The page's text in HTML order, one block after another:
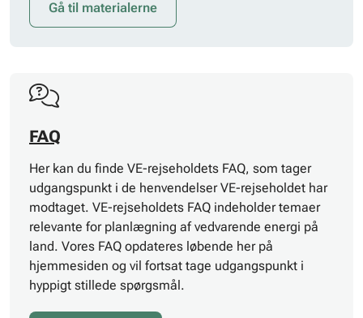
Gå til materialerne
FAQ
Her kan du finde VE-rejseholdets FAQ, som tager
udgangspunkt i de henvendelser VE-rejseholdet har
modtaget. VE-rejseholdets FAQ indeholder temaer
relevante for planlægning af vedvarende energi på
land. Vores FAQ opdateres løbende her på
hjemmesiden og vil fortsat tage udgangspunkt i
hyppigt stillede spørgsmål.